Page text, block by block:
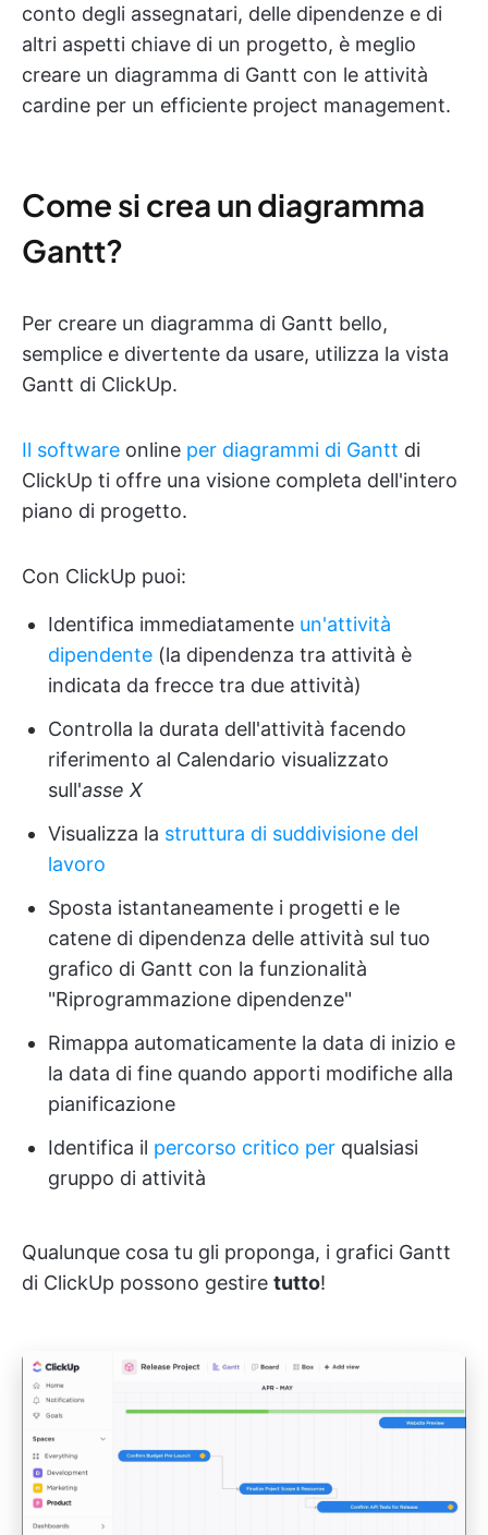
conto degli assegnatari, delle dipendenze e di
altri aspetti chiave di un progetto, è meglio
creare un diagramma di Gantt con le attività
cardine per un efficiente project management.
Come si crea un diagramma
Gantt?
Per creare un diagramma di Gantt bello,
semplice e divertente da usare, utilizza la vista
Gantt di ClickUp.
Il software online per diagrammi di Gantt di
ClickUp ti offre una visione completa dell'intero
piano di progetto.
Con ClickUp puoi:
Identifica immediatamente un'attività
dipendente (la dipendenza tra attività è
indicata da frecce tra due attività)
Controlla la durata dell'attività facendo
riferimento al Calendario visualizzato
sull'asse X
Visualizza la struttura di suddivisione del
lavoro
Sposta istantaneamente i progetti e le
catene di dipendenza delle attività sul tuo
grafico di Gantt con la funzionalità
"Riprogrammazione dipendenze"
Rimappa automaticamente la data di inizio e
la data di fine quando apporti modifiche alla
pianificazione
Identifica il percorso critico per qualsiasi
gruppo di attività
Qualunque cosa tu gli proponga, i grafici Gantt
di ClickUp possono gestire tutto!